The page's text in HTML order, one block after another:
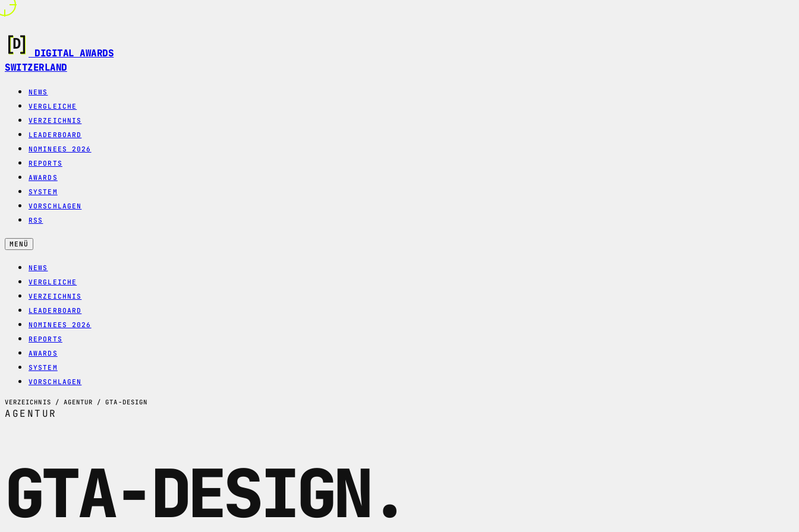
DIGITAL AWARDS
SWITZERLAND
NEWS
VERGLEICHE
VERZEICHNIS
LEADERBOARD
NOMINEES 2026
REPORTS
AWARDS
SYSTEM
VORSCHLAGEN
RSS
MENÜ
NEWS
VERGLEICHE
VERZEICHNIS
LEADERBOARD
NOMINEES 2026
REPORTS
AWARDS
SYSTEM
VORSCHLAGEN
VERZEICHNIS / AGENTUR / GTA-DESIGN
AGENTUR
GTA-DESIGN.